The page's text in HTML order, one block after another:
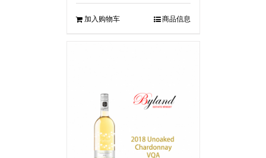
加入购物车 商品信息